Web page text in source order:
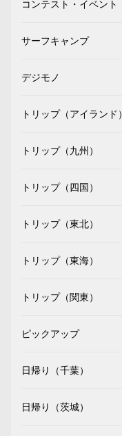
コンテスト・イベント
サーフキャンプ
デジモノ
トリップ（アイランド）
トリップ（九州）
トリップ（四国）
トリップ（東北）
トリップ（東海）
トリップ（関東）
ピックアップ
日帰り（千葉）
日帰り（茨城）